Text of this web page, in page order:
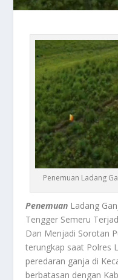
Penemuan Ladang
Penemuan Ladang
Tengger Semeru
Dan Menjadi Sorotan
terungkap saat Polres
peredaran ganja di
berbatasan dengan